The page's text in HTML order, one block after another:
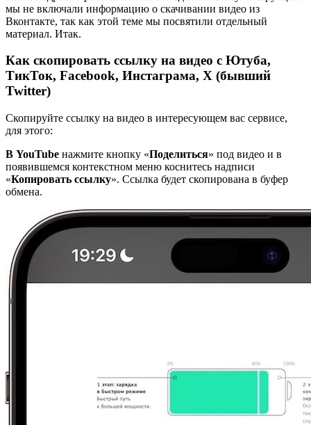
мы не включали информацию о скачивании видео из
Вконтакте, так как этой теме мы посвятили отдельный
материал. Итак.
Как скопировать ссылку на видео с Ютуба,
ТикТок, Facebook, Инстаграма, X (бывший
Twitter)
Скопируйте ссылку на видео в интересующем вас сервисе,
для этого:
В YouTube нажмите кнопку «Поделиться» под видео и в
появившемся контекстном меню коснитесь надписи
«Копировать ссылку». Ссылка будет скопирована в буфер
обмена.